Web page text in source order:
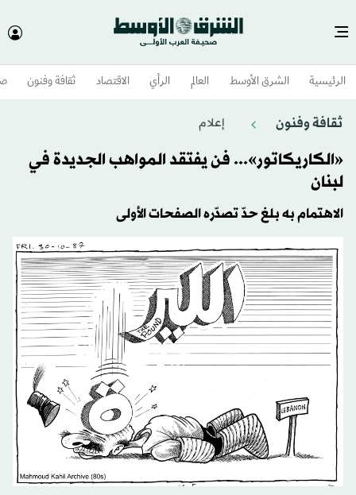
الرئيسية الشرق الأوسط​ العالم الرأي الاقتصاد ثقافة وفنون
ثقافة وفنون إعلام
«الكاريكاتور»... فن يفتقد المواهب الجديدة في
لبنان
الاهتمام به بلغ حدّ تصدّره الصفحات الأولى